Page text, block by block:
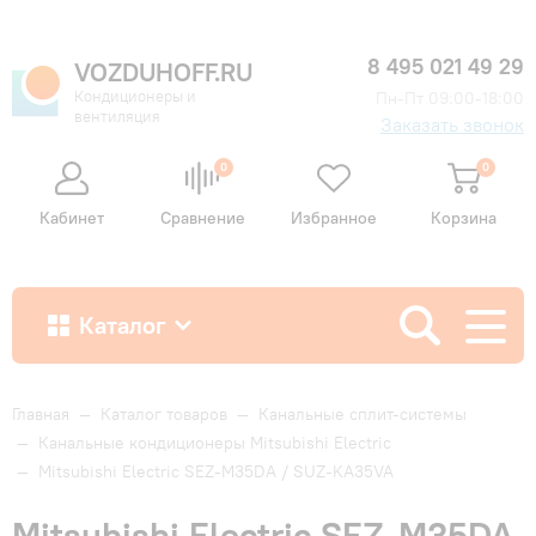
VOZDUHOFF.RU
Кондиционеры и
вентиляция
8 495 021 49 29
Заказать звонок
Кабинет
0
Сравнение Избранное
0
Корзина
Каталог
Как купить
Доставка и оплата
Главная — Каталог товаров — Канальные сплит-системы
— Канальные кондиционеры Mitsubishi Electric
— Mitsubishi Electric SEZ-M35DA / SUZ-KA35VA